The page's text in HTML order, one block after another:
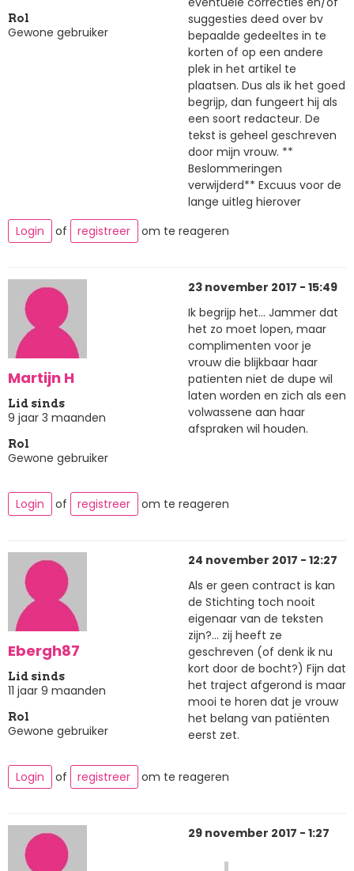
Rol
Gewone gebruiker
suggesties deed over bv
bepaalde gedeeltes in te
korten of op een andere
plek in het artikel te
plaatsen. Dus als ik het goed
begrijp, dan fungeert hij als
een soort redacteur. De
tekst is geheel geschreven
door mijn vrouw. **
Beslommeringen
verwijderd** Excuus voor de
lange uitleg hierover
Login
of registreer om te reageren
Martijn H
Lid sinds
9 jaar 3 maanden
Rol
Gewone gebruiker
23 november 2017 - 15:49
Ik begrijp het... Jammer dat
het zo moet lopen, maar
complimenten voor je
vrouw die blijkbaar haar
patienten niet de dupe wil
laten worden en zich als een
volwassene aan haar
afspraken wil houden.
Login of registreer om te reageren
Ebergh87
Lid sinds
11 jaar 9 maanden
Rol
Gewone gebruiker
24 november 2017 - 12:27
Als er geen contract is kan
de Stichting toch nooit
eigenaar van de teksten
zijn?... zij heeft ze
geschreven (of denk ik nu
kort door de bocht?) Fijn dat
het traject afgerond is maar
mooi te horen dat je vrouw
het belang van patiënten
eerst zet.
Login of registreer om te reageren
29 november 2017 - 1:27